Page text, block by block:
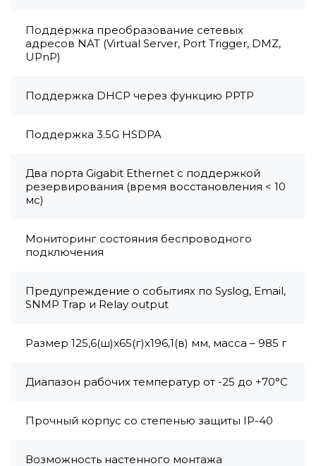
Поддержка преобразование сетевых
адресов NAT (Virtual Server, Port Trigger, DMZ,
UPnP)
Поддержка DHCP через функцию PPTP
Поддержка 3.5G HSDPA
Два порта Gigabit Ethernet с поддержкой
резервирования (время восстановления < 10
мс)
Мониторинг состояния беспроводного
подключения
Предупреждение о событиях по Syslog, Email,
SNMP Trap и Relay output
Размер 125,6(ш)x65(г)x196,1(в) мм, масса – 985 г
Диапазон рабочих температур от -25 до +70°C
Прочный корпус со степенью защиты IP-40
Возможность настенного монтажа